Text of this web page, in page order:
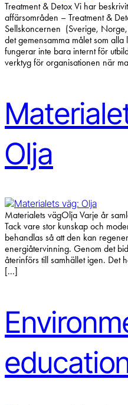
Treatment & Detox Vi har
affärsområden – Treatment &
Sellskoncernen (Sverige,
det gemensamma målet som
fungerar inte bara internt för
verktyg för organisationen när
Olja
Materialets vägOlja Varje år
Tack vare stor kunskap och
behandlas så att den kan
energiåtervinning. Genom det
återinförs till samhället igen. Det
[...]